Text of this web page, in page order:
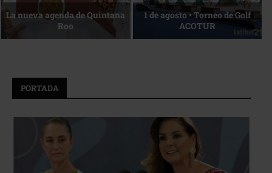
Reconocimiento de viajeros La esencia del servicio
PORTADA